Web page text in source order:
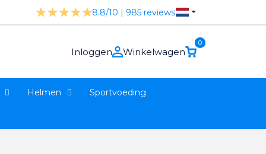
8.8/10 | 985 reviews
Inloggen
0
Winkelwagen
Helmen Sportvoeding